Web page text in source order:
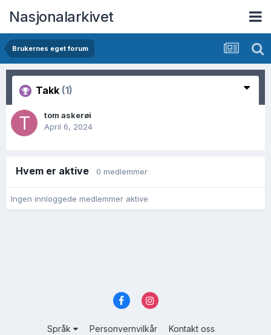
Nasjonalarkivet
Brukernes eget forum
Takk (1)
tom askerøi
April 6, 2024
Hvem er aktive 0 medlemmer
Ingen innloggede medlemmer aktive
Språk Personvernvilkår
Kontakt oss